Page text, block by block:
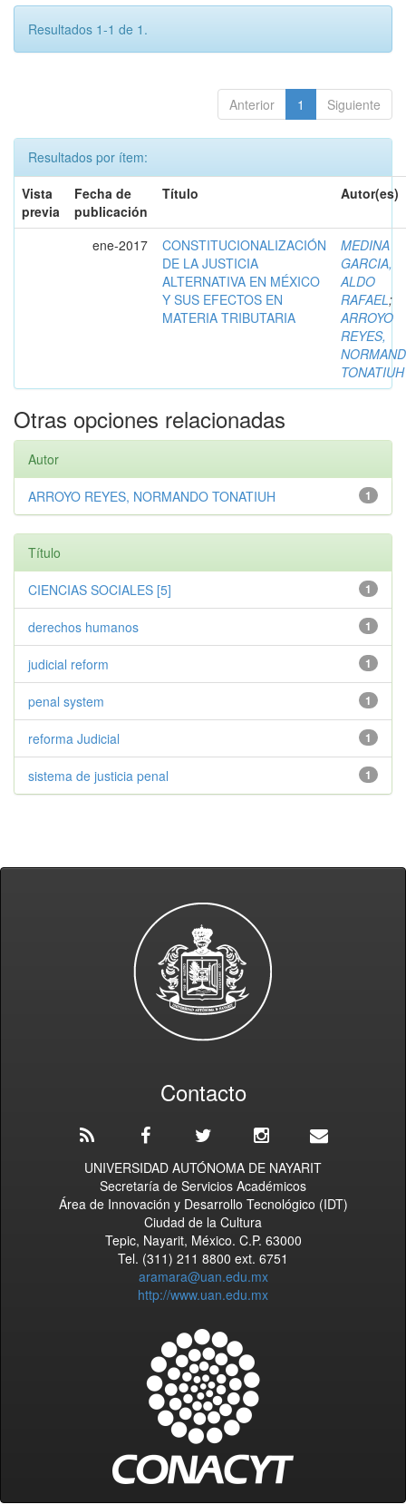
Resultados 1-1 de 1.
Anterior 1 Siguiente
Resultados por ítem:
Vista
previa
Fecha de
publicación
Título Autor(es)
ene-2017
CONSTITUCIONALIZACIÓN
DE LA JUSTICIA
ALTERNATIVA EN MÉXICO
Y SUS EFECTOS EN
MATERIA TRIBUTARIA
MEDINA
GARCIA,
ALDO
RAFAEL;
ARROYO
REYES,
TONATIUH
Otras opciones relacionadas
Autor
1
ARROYO REYES, NORMANDO TONATIUH
Título
1
CIENCIAS SOCIALES [5]
1
derechos humanos
1
judicial reform
1
penal system
1
reforma Judicial
1
sistema de justicia penal
Contacto
UNIVERSIDAD AUTÓNOMA DE NAYARIT
Secretaría de Servicios Académicos
Área de Innovación y Desarrollo Tecnológico (IDT)
Ciudad de la Cultura
Tepic, Nayarit, México. C.P. 63000
Tel. (311) 211 8800 ext. 6751
aramara@uan.edu.mx
http://www.uan.edu.mx